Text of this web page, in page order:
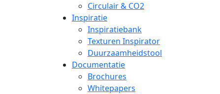
Circulair & CO2
Inspiratie
Inspiratiebank
Texturen Inspirator
Duurzaamheidstool
Documentatie
Brochures
Whitepapers